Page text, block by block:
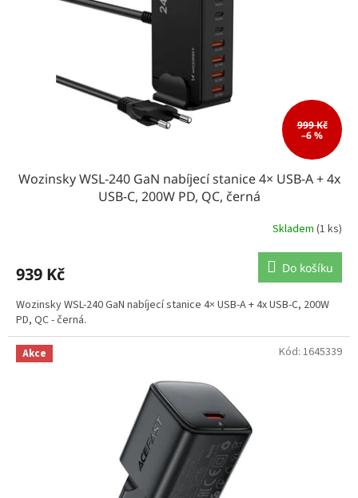
999 Kč
–6 %
Wozinsky WSL-240 GaN nabíjecí stanice 4× USB-A + 4x
USB-C, 200W PD, QC, černá
Skladem (1 ks)
939 Kč Do košíku
Wozinsky WSL-240 GaN nabíjecí stanice 4× USB-A + 4x USB-C, 200W
PD, QC - černá.
Akce Kód: 1645339